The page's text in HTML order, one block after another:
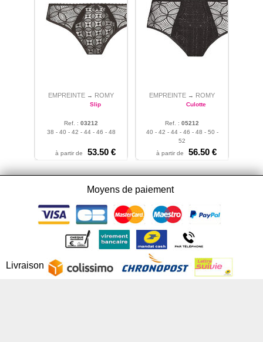
EMPREINTE → ROMY
Slip
Ref. : 03212
38 - 40 - 42 - 44 - 46 - 48
à partir de 53.50 €
EMPREINTE → ROMY
Culotte
Ref. : 05212
40 - 42 - 44 - 46 - 48 - 50 -
52
à partir de
56.50 €
Moyens de paiement
Livraison